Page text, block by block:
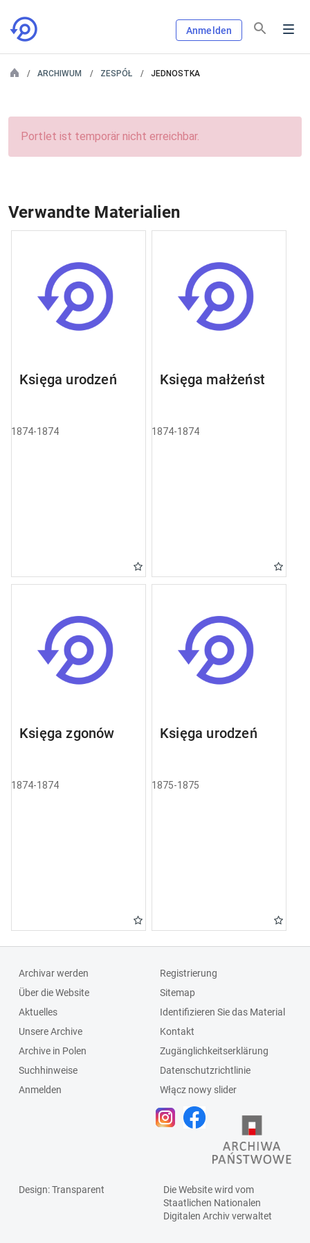
Anmelden
ARCHIWUM ZESPÓŁ JEDNOSTKA
Portlet ist temporär nicht erreichbar.
Verwandte Materialien
Księga urodzeń
1874-1874
Księga małżeństw
1874-1874
Księga zgonów
1874-1874
Księga urodzeń
1875-1875
Archivar werden
Über die Website
Aktuelles
Unsere Archive
Archive in Polen
Suchhinweise
Anmelden
Registrierung
Sitemap
Identifizieren Sie das Material
Kontakt
Zugänglichkeitserklärung
Datenschutzrichtlinie
Włącz nowy slider
Design: Transparent
Die Website wird vom
Staatlichen Nationalen
Digitalen Archivverwaltet